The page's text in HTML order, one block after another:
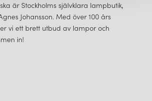
är Stockholms självklara lampbutik,
Johansson. Med över 100 års
vi ett brett utbud av lampor och
in!